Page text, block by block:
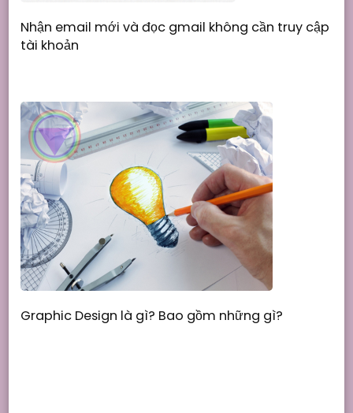
Nhận email mới và đọc gmail không cần truy cập
tài khoản
Graphic Design là gì? Bao gồm những gì?